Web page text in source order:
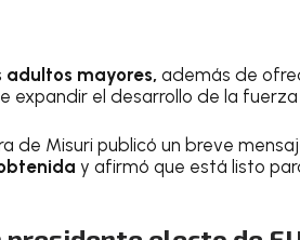
adultos mayores, además de
expandir el desarrollo de la
de Misuri publicó un breve
y afirmó que está listo